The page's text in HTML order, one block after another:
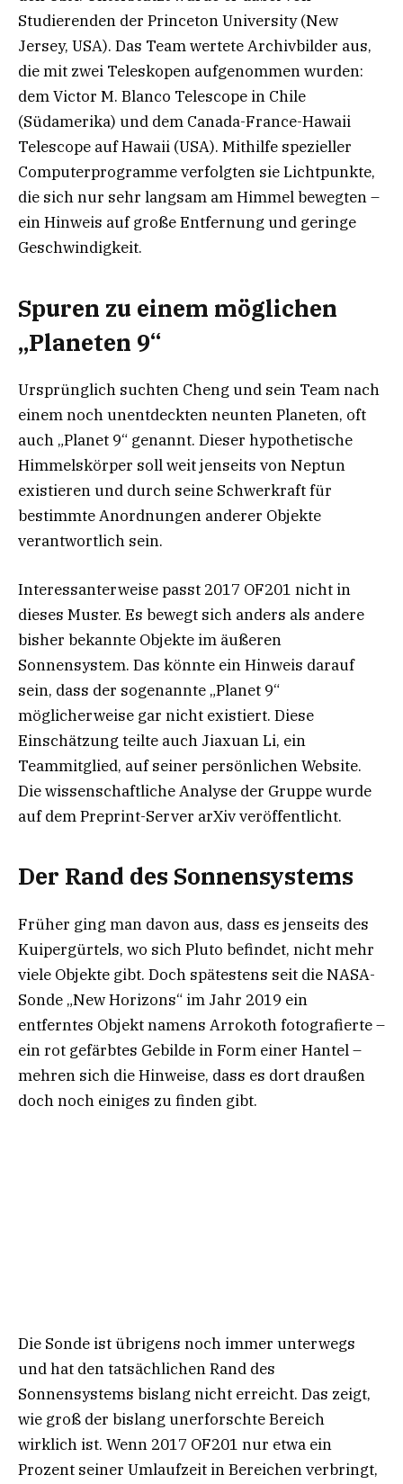
Studierenden der Princeton University (New
Jersey, USA). Das Team wertete Archivbilder aus,
die mit zwei Teleskopen aufgenommen wurden:
dem Victor M. Blanco Telescope in Chile
(Südamerika) und dem Canada-France-Hawaii
Telescope auf Hawaii (USA). Mithilfe spezieller
Computerprogramme verfolgten sie Lichtpunkte,
die sich nur sehr langsam am Himmel bewegten –
ein Hinweis auf große Entfernung und geringe
Geschwindigkeit.
Spuren zu einem möglichen
„Planeten 9“
Ursprünglich suchten Cheng und sein Team nach
einem noch unentdeckten neunten Planeten, oft
auch „Planet 9“ genannt. Dieser hypothetische
Himmelskörper soll weit jenseits von Neptun
existieren und durch seine Schwerkraft für
bestimmte Anordnungen anderer Objekte
verantwortlich sein.
Interessanterweise passt 2017 OF201 nicht in
dieses Muster. Es bewegt sich anders als andere
bisher bekannte Objekte im äußeren
Sonnensystem. Das könnte ein Hinweis darauf
sein, dass der sogenannte „Planet 9“
möglicherweise gar nicht existiert. Diese
Einschätzung teilte auch Jiaxuan Li, ein
Teammitglied, auf seiner persönlichen Website.
Die wissenschaftliche Analyse der Gruppe wurde
auf dem Preprint-Server arXiv veröffentlicht.
Der Rand des Sonnensystems
Früher ging man davon aus, dass es jenseits des
Kuipergürtels, wo sich Pluto befindet, nicht mehr
viele Objekte gibt. Doch spätestens seit die NASA-
Sonde „New Horizons“ im Jahr 2019 ein
entferntes Objekt namens Arrokoth fotografierte –
ein rot gefärbtes Gebilde in Form einer Hantel –
mehren sich die Hinweise, dass es dort draußen
doch noch einiges zu finden gibt.
Die Sonde ist übrigens noch immer unterwegs
und hat den tatsächlichen Rand des
Sonnensystems bislang nicht erreicht. Das zeigt,
wie groß der bislang unerforschte Bereich
wirklich ist. Wenn 2017 OF201 nur etwa ein
Prozent seiner Umlaufzeit in Bereichen verbringt,